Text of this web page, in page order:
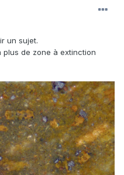
un sujet.
de zone à extinction